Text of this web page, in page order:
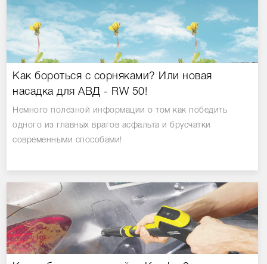
Как бороться с сорняками? Или новая
насадка для АВД - RW 50!
Немного полезной информации о том как победить
одного из главных врагов асфальта и брусчатки
современными способами!